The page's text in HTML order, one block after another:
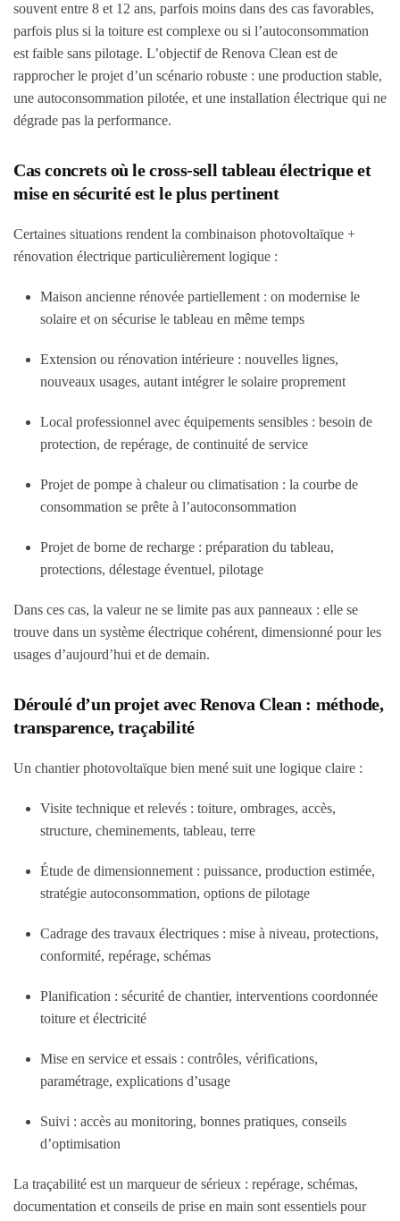
souvent entre 8 et 12 ans, parfois moins dans des cas favorables,
parfois plus si la toiture est complexe ou si l’autoconsommation
est faible sans pilotage. L’objectif de Renova Clean est de
rapprocher le projet d’un scénario robuste : une production stable,
une autoconsommation pilotée, et une installation électrique qui ne
dégrade pas la performance.
Cas concrets où le cross-sell tableau électrique et
mise en sécurité est le plus pertinent
Certaines situations rendent la combinaison photovoltaïque +
rénovation électrique particulièrement logique :
Maison ancienne rénovée partiellement : on modernise le
solaire et on sécurise le tableau en même temps
Extension ou rénovation intérieure : nouvelles lignes,
nouveaux usages, autant intégrer le solaire proprement
Local professionnel avec équipements sensibles : besoin de
protection, de repérage, de continuité de service
Projet de pompe à chaleur ou climatisation : la courbe de
consommation se prête à l’autoconsommation
Projet de borne de recharge : préparation du tableau,
protections, délestage éventuel, pilotage
Dans ces cas, la valeur ne se limite pas aux panneaux : elle se
trouve dans un système électrique cohérent, dimensionné pour les
usages d’aujourd’hui et de demain.
Déroulé d’un projet avec Renova Clean : méthode,
transparence, traçabilité
Un chantier photovoltaïque bien mené suit une logique claire :
Visite technique et relevés : toiture, ombrages, accès,
structure, cheminements, tableau, terre
Étude de dimensionnement : puissance, production estimée,
stratégie autoconsommation, options de pilotage
Cadrage des travaux électriques : mise à niveau, protections,
conformité, repérage, schémas
Planification : sécurité de chantier, interventions coordonnée
toiture et électricité
Mise en service et essais : contrôles, vérifications,
paramétrage, explications d’usage
Suivi : accès au monitoring, bonnes pratiques, conseils
d’optimisation
La traçabilité est un marqueur de sérieux : repérage, schémas,
documentation et conseils de prise en main sont essentiels pour